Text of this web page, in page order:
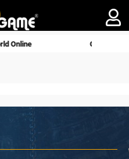
Gia Nhập Closed